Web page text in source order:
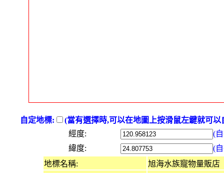
自定地標:
(當有選擇時,可以在地圖上按滑鼠左鍵就可
經度:
(
緯度:
(
地標名稱:
旭海水族寵物量販店